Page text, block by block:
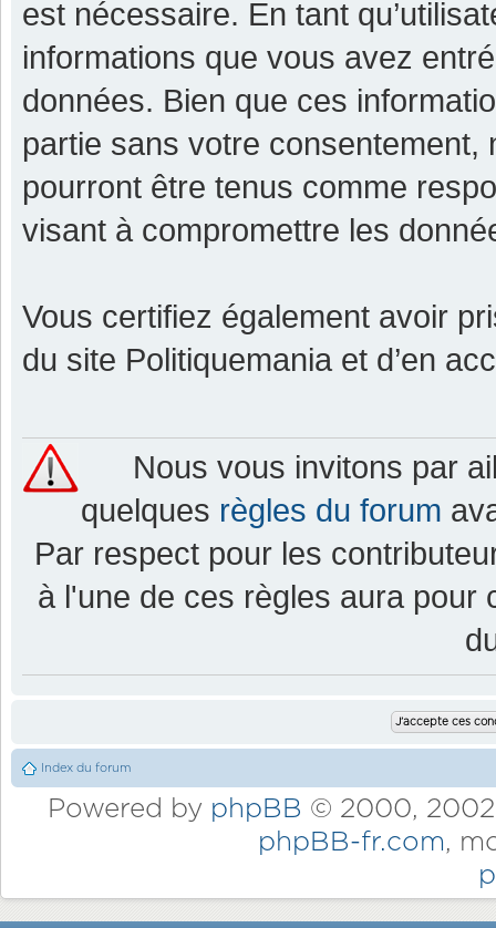
est nécessaire. En tant
informations que vous avez
données. Bien que ces
partie sans votre consentement,
pourront être tenus comme
visant à compromettre les
Vous certifiez également avoir
du site Politiquemania et d’en
Nous vous invitons par
quelques règles du forum
Par respect pour les
à l'une de ces règles aura pour
Index du forum
Powered by phpBB © 2000,
phpBB-fr.com,